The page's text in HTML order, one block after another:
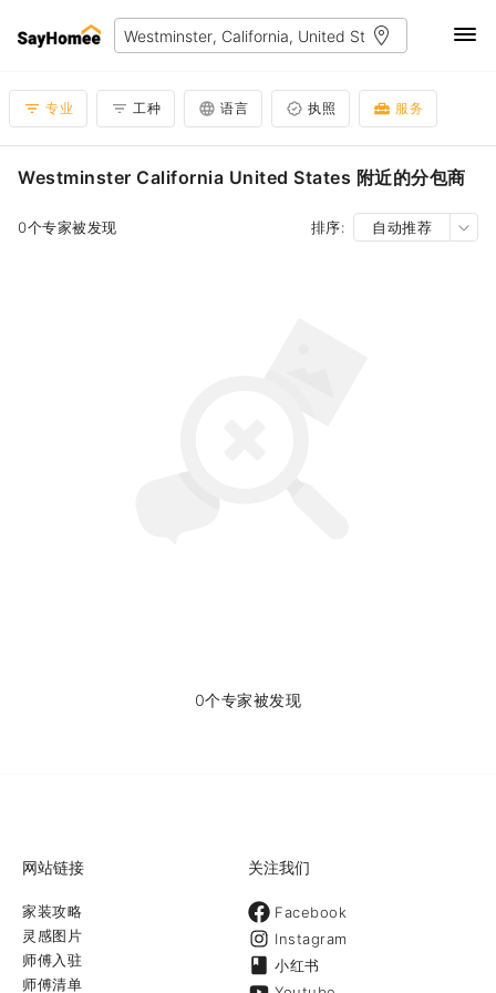
专业 工种 语言 执照 服务
Westminster California United States 附近的分包商
0个专家被发现 排序: 自动推荐
0个专家被发现
网站链接
家装攻略
灵感图片
师傅入驻
师傅清单
关注我们
Facebook
Instagram
小红书